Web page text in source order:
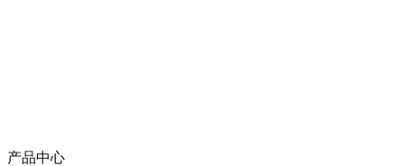
产品中心